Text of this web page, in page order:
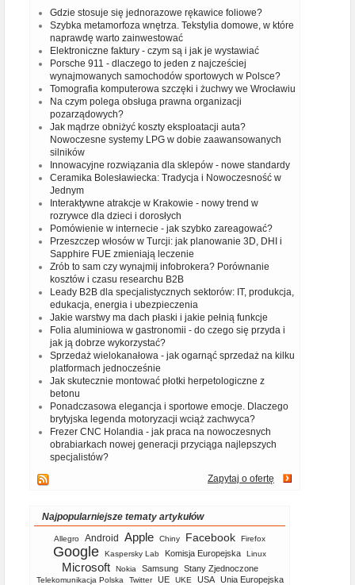
Gdzie stosuje się jednorazowe rękawice foliowe?
Szybka metamorfoza wnętrza. Tekstylia domowe, w które
naprawdę warto zainwestować
Elektroniczne faktury - czym są i jak je wystawiać
Porsche 911 - dlaczego to jeden z najcześciej
wynajmowanych samochodów sportowych w Polsce?
Tomografia komputerowa szczęki i żuchwy we Wrocławiu
Na czym polega obsługa prawna organizacji
pozarządowych?
Jak mądrze obniżyć koszty eksploatacji auta?
Nowoczesne systemy LPG w dobie zaawansowanych
silników
Innowacyjne rozwiązania dla sklepów - nowe standardy
Ceramika Bolesławiecka: Tradycja i Nowoczesność w
Jednym
Interaktywne atrakcje w Krakowie - nowy trend w
rozrywce dla dzieci i dorosłych
Pomówienie w internecie - jak szybko zareagować?
Przeszczep włosów w Turcji: jak planowanie 3D, DHI i
Sapphire FUE zmieniają leczenie
Zrób to sam czy wynajmij infobrokera? Porównanie
kosztów i czasu researchu B2B
Leady B2B dla specjalistycznych sektorów: IT, produkcja,
edukacja, energia i ubezpieczenia
Jakie warstwy ma dach płaski i jakie pełnią funkcje
Folia aluminiowa w gastronomii - do czego się przyda i
jak ją dobrze wykorzystać?
Sprzedaż wielokanałowa - jak ogarnąć sprzedaż na kilku
platformach jednocześnie
Jak skutecznie montować płotki herpetologiczne z
betonu
Ponadczasowa elegancja i sportowe emocje. Dlaczego
brytyjska legenda motoryzacji wciąż zachwyca?
Frezer CNC Holandia - jak praca na nowoczesnych
obrabiarkach nowej generacji przyciąga najlepszych
specjalistów?
Zapytaj o ofertę
Najpopularniejsze tematy artykułów
Allegro Android Apple Chiny Facebook Firefox
Google Kaspersky Lab Komisja Europejska Linux
Microsoft Nokia Samsung Stany Zjednoczone
Telekomunikacja Polska Twitter UE UKE USA Unia Europejska